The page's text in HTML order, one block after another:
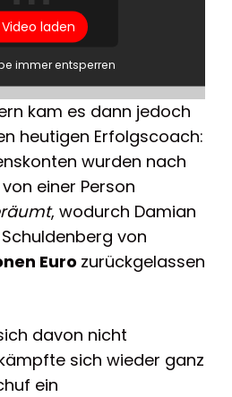
Video laden
immer entsperren
kam es dann jedoch
heutigen Erfolgscoach:
wurden nach
einer Person
, wodurch Damian
von
Euro zurückgelassen
davon nicht
sich wieder ganz
ein